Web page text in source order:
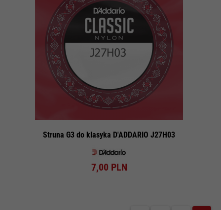
Struna G3 do klasyka D'ADDARIO J27H03
7,00 PLN